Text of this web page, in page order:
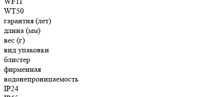
WT50
гарантия (лет)
длина (мм)
вес (г)
вид упаковки
блистер
фирменная
водонепроницаемость
IP24